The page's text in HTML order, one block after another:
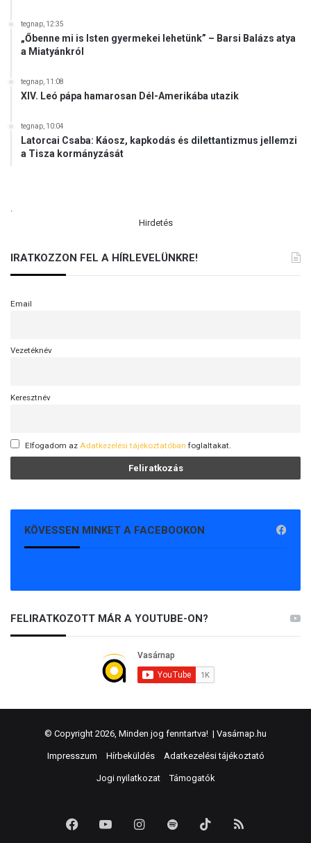
tegnap, 12:35
„Őbenne mi is Isten gyermekei lehetünk” – Barsi Balázs atya
a Miatyánkról
tegnap, 11:08
XIV. Leó pápa hamarosan Dél-Amerikába utazik
tegnap, 10:04
Latorcai Csaba: Káosz, kapkodás és dilettantizmus jellemzi
a Tisza kormányzását
Hirdetés
IRATKOZZON FEL A HÍRLEVELÜNKRE!
Email
Vezetéknév
Keresztnév
Elfogadom az Adatkezelési tájékoztatóban foglaltakat.
KÖVESSEN MINKET A FACEBOOKON
FELIRATKOZOTT MÁR A YOUTUBE-ON?
© Copyright 2026, Minden jog fenntartva! | Vasárnap.hu
Impresszum Hírbeküldés Adatkezelési tájékoztató
Jogi nyilatkozat Támogatók
FacebookYouTubeInstagram
Spotify TikTok